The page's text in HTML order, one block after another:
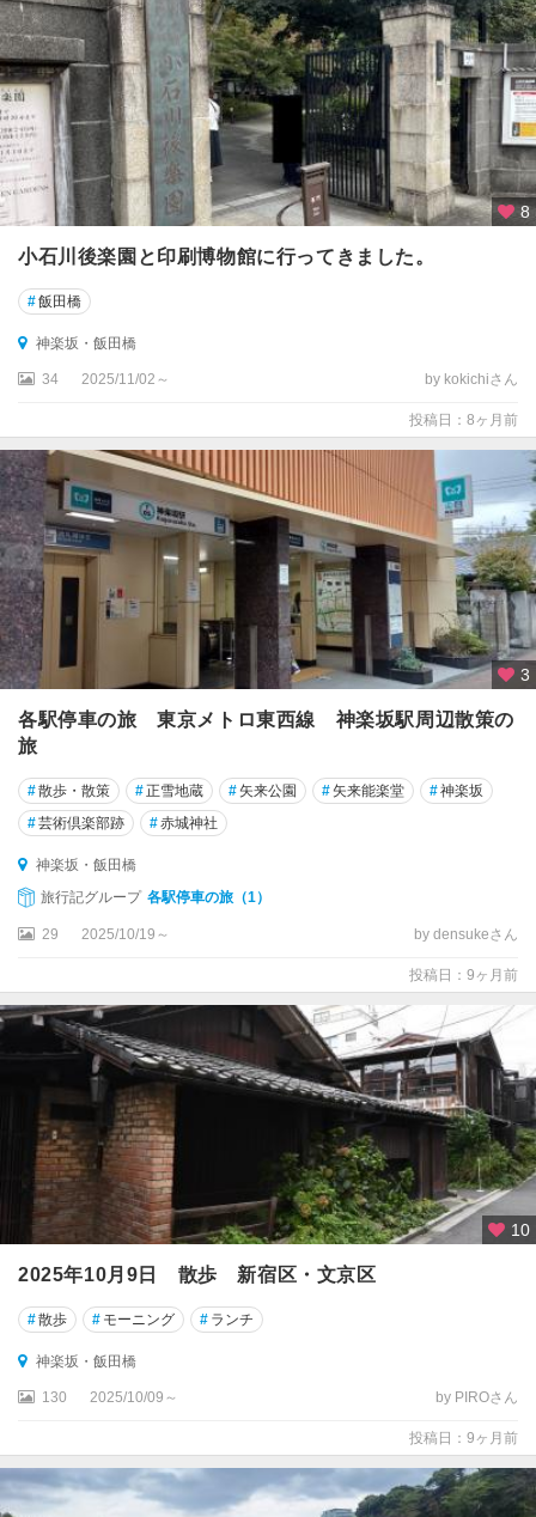
笠
原
諸
島
8
小石川後楽園と印刷博物館に行ってきました。
#飯田橋
神楽坂・飯田橋
34 2025/11/02～ by kokichiさん
投稿日：8ヶ月前
3
各駅停車の旅 東京メトロ東西線 神楽坂駅周辺散策の
旅
#散歩・散策 #正雪地蔵 #矢来公園 #矢来能楽堂 #神楽坂
#芸術倶楽部跡 #赤城神社
神楽坂・飯田橋
旅行記グループ 各駅停車の旅（1）
29 2025/10/19～ by densukeさん
投稿日：9ヶ月前
10
2025年10月9日 散歩 新宿区・文京区
#散歩 # モーニング # ランチ
神楽坂・飯田橋
130 2025/10/09～ by PIROさん
投稿日：9ヶ月前